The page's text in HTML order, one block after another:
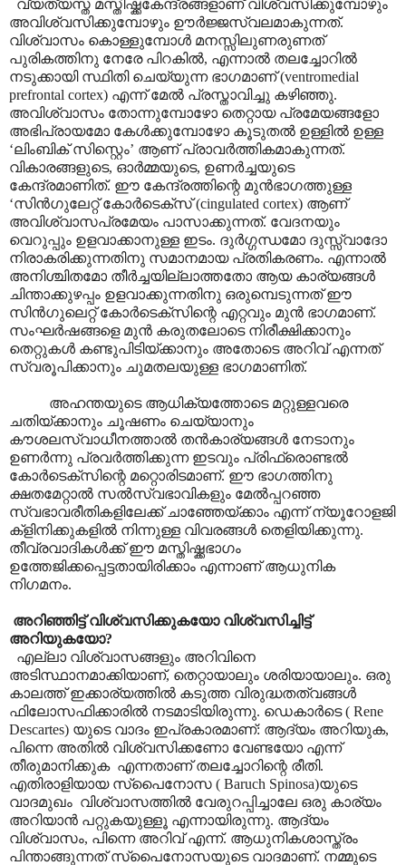
വ്യത്യസ്ത മസ്തിഷ്ക്കകേന്ദ്രങ്ങളാണ് വിശ്വസിക്കുമ്പോഴും
അവിശ്വസിക്കുമ്പോഴും ഊർജ്ജസ്വലമാകുന്നത്.
വിശ്വാസം കൊള്ളുമ്പോൾ മനസ്സിലുണരുണത്
പുരികത്തിനു നേരേ പിറകിൽ, എന്നാൽ തലച്ചോറിൽ
നടുക്കായി സ്ഥിതി ചെയ്യുന്ന ഭാഗമാണ്(ventromedial
prefrontal cortex) എന്ന് മേൽ പ്രസ്താവിച്ചു കഴിഞ്ഞു.
അവിശ്വാസം തോന്നുമ്പോഴോ തെറ്റായ പ്രമേയങ്ങളോ
അഭിപ്രായമോ കേൾക്കുമ്പോഴോ കൂടുതൽ ഉള്ളിൽ ഉള്ള
‘ലിംബിക് സിസ്റ്റെം’ ആണ് പ്രാവർത്തികമാകുന്നത്.
വികാരങ്ങളുടെ, ഓർമ്മയുടെ, ഉണർച്ചയുടെ
കേന്ദ്രമാണിത്. ഈ കേന്ദ്രത്തിന്റെ മുൻഭാഗത്തുള്ള
‘സിൻഗുലേറ്റ് കോർടെക്സ് (cingulated cortex) ആണ്
അവിശ്വാസപ്രമേയം പാസാക്കുന്നത്. വേദനയും
വെറുപ്പും ഉളവാക്കാനുള്ള ഇടം. ദുർഗ്ഗന്ധമോ ദുസ്സ്വാദോ
നിരാകരിക്കുന്നതിനു സമാനമായ പ്രതികരണം. എന്നാൽ
അനിശ്ചിതമോ തീർച്ചയില്ലാത്തതോ ആയ കാര്യങ്ങൾ
ചിന്താക്കുഴപ്പം ഉളവാക്കുന്നതിനു ഒരുമ്പെടുന്നത് ഈ
സിൻഗുലെറ്റ് കോർടെക്സിന്റെ എറ്റവും മുൻ ഭാഗമാണ്.
സംഘർഷങ്ങളെ മുൻ കരുതലോടെ നിരീക്ഷിക്കാനും
തെറ്റുകൾ കണ്ടുപിടിയ്ക്കാനും അതോടെ അറിവ് എന്നത്
സ്വരൂപിക്കാനും ചുമതലയുള്ള ഭാഗമാണിത്.
അഹന്തയുടെ ആധിക്യത്തോടെ മറ്റുള്ളവരെ
ചതിയ്ക്കാനും ചൂഷണം ചെയ്യാനും
കൗശലസ്വാധീനത്താൽ തൻകാര്യങ്ങൾ നേടാനും
ഉണർന്നു പ്രവർത്തിക്കുന്ന ഇടവും പ്രിഫ്രൊണ്ടൽ
കോർടെക്സിന്റെ മറ്റൊരിടമാണ്. ഈ ഭാഗത്തിനു
ക്ഷതമേറ്റാൽ സൽസ്വഭാവികളും മേൽപ്പറഞ്ഞ
സ്വഭാവരീതികളിലേക്ക് ചാഞ്ഞേയ്ക്കാം എന്ന് ന്യൂറോളജി
ക്ളിനിക്കുകളിൽ നിന്നുള്ള വിവരങ്ങൾ തെളിയിക്കുന്നു.
തീവ്രവാദികൾക്ക് ഈ മസ്തിഷ്ക്കഭാഗം
ഉത്തേജിക്കപ്പെട്ടതായിരിക്കാം എന്നാണ് ആധുനിക
നിഗമനം.
അറിഞ്ഞിട്ട് വിശ്വസിക്കുകയോ വിശ്വസിച്ചിട്ട്
അറിയുകയോ?
എല്ലാ വിശ്വാസങ്ങളും അറിവിനെ
അടിസ്ഥാനമാക്കിയാണ്, തെറ്റായാലും ശരിയായാലും. ഒരു
കാലത്ത് ഇക്കാര്യത്തിൽ കടുത്ത വിരുദ്ധതത്വങ്ങൾ
ഫിലോസഫിക്കാരിൽ നടമാടിയിരുന്നു. ഡെകാർടെ ( Rene
Descartes) യുടെ വാദം ഇപ്രകാരമാണ്: ആദ്യം അറിയുക,
പിന്നെ അതിൽ വിശ്വസിക്കണോ വേണ്ടയോ എന്ന്
തീരുമാനിക്കുക എന്നതാണ് തലച്ചോറിന്റെ രീതി.
എതിരാളിയായ സ്പൈനോസ ( Baruch Spinosa)യുടെ
വാദമുഖം വിശ്വാസത്തിൽ വേരുറപ്പിച്ചാലേ ഒരു കാര്യം
അറിയാൻ പറ്റുകയുള്ളൂ എന്നായിരുന്നു. ആദ്യം
വിശ്വാസം, പിന്നെ അറിവ് എന്ന്. ആധുനികശാസ്ത്രം
പിന്താങ്ങുന്നത് സ്പൈനോസയുടെ വാദമാണ്. നമ്മുടെ